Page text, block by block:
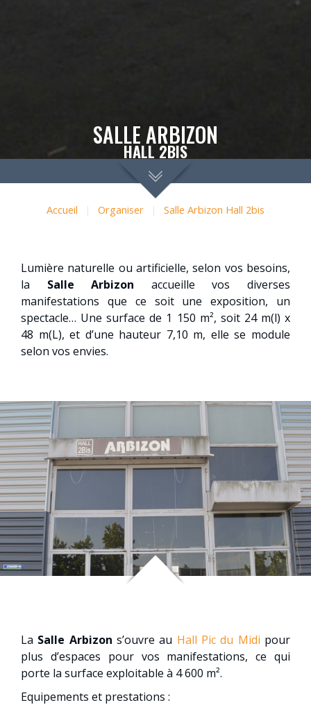
SALLE ARBIZON
HALL 2BIS
Accueil | Organiser | Salle Arbizon Hall 2bis
Lumière naturelle ou artificielle, selon vos besoins,
la Salle Arbizon accueille vos diverses
manifestations que ce soit une exposition, un
spectacle… Une surface de 1 150 m², soit 24 m(l) x
48 m(L), et d’une hauteur 7,10 m, elle se module
selon vos envies.
La Salle Arbizon s’ouvre au Hall Pic du Midi pour
plus d’espaces pour vos manifestations, ce qui
porte la surface exploitable à 4 600 m².
Equipements et prestations :